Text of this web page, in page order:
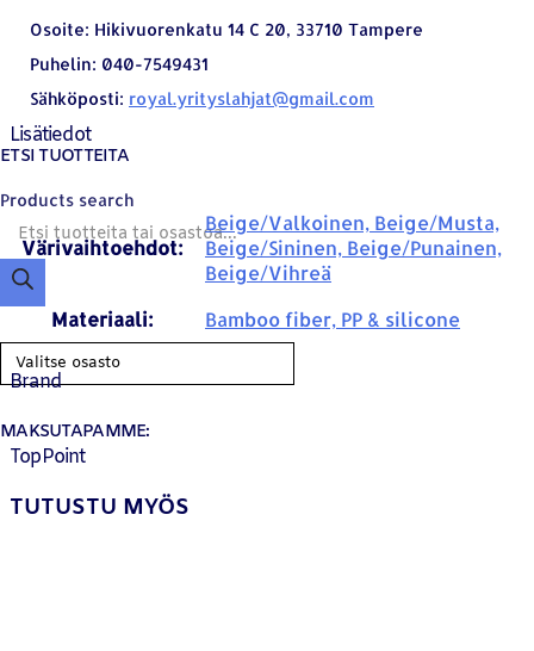
Lisätiedot
Värivaihtoehdot:
Beige/Valkoinen, Beige/Musta,
Beige/Sininen, Beige/Punainen,
Beige/Vihreä
Materiaali:
Bamboo fiber, PP & silicone
Brand
TopPoint
TUTUSTU MYÖS
Osoite: Hikivuorenkatu 14 C 20, 33710 Tampere
Puhelin: 040-7549431
Sähköposti: royal.yrityslahjat@gmail.com
ETSI TUOTTEITA
Products search
MAKSUTAPAMME: